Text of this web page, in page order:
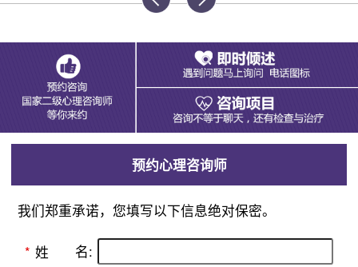
预约心理咨询师
我们郑重承诺，您填写以下信息绝对保密。
* 姓 名: